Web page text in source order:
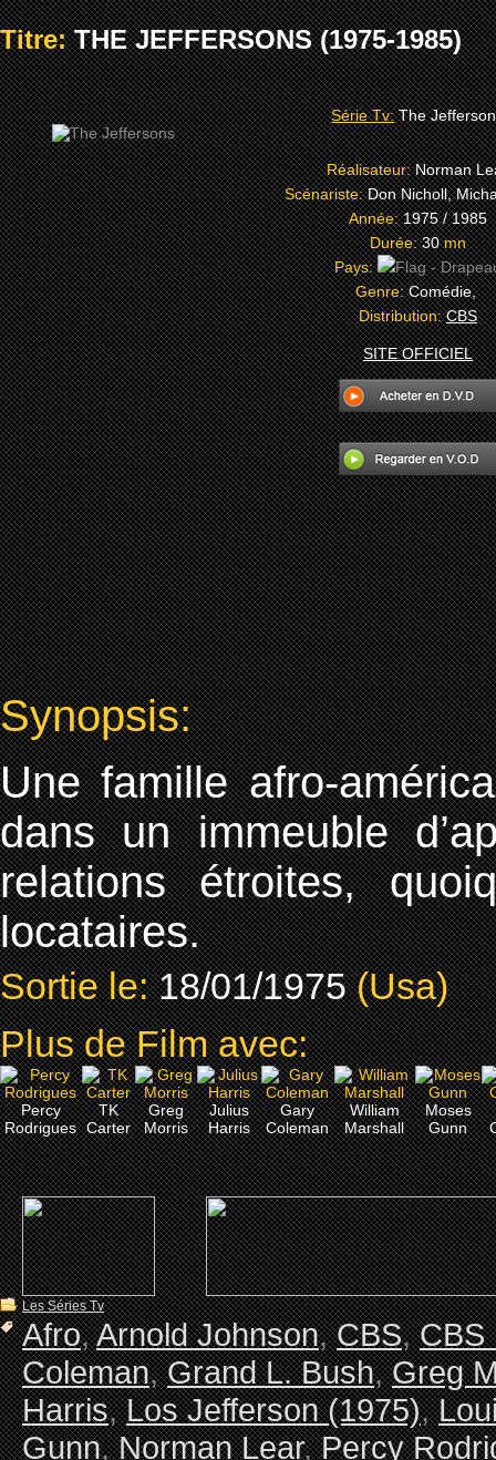
Titre:THE JEFFERSONS (1975-1985)
Série Tv: The
Réalisateur:Norman
Scénariste:Don Nicholl,
Année:1975 / 1985
Durée:30mn
Pays:
Genre:Comédie,
Distribution:CBS
SITE OFFICIEL
Synopsis:
Une famille afro-
dans un immeuble
relations étroites,
locataires.
Sortie le: 18/01/1975 (Usa)
Plus de Film avec:
Percy
Rodrigues
TK
Carter
Greg
Morris
Julius
Harris
Gary
Coleman
William
Marshall
Moses
Gunn
Les Séries Tv
Afro,Arnold Johnson,CBS,CBS
Coleman,Grand L. Bush,Greg
Harris,Los Jefferson (1975),
Gunn,Norman Lear,Percy